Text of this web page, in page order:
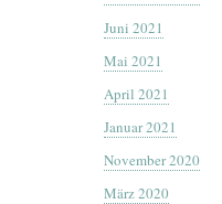
Juni 2021
Mai 2021
April 2021
Januar 2021
November 2020
März 2020